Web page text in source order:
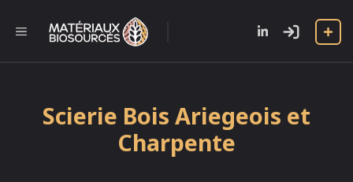
contenu
MENU
Scierie Bois Ariegeois et
Charpente